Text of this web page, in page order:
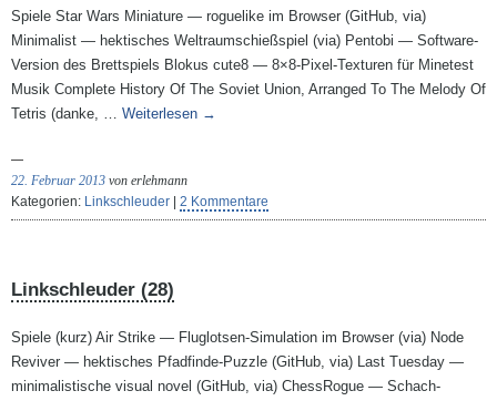
Spiele Star Wars Miniature — roguelike im Browser (GitHub, via)
Minimalist — hektisches Weltraumschießspiel (via) Pentobi — Software-
Version des Brettspiels Blokus cute8 — 8×8-Pixel-Texturen für Minetest
Musik Complete History Of The Soviet Union, Arranged To The Melody Of
Tetris (danke, … Weiterlesen →
22. Februar 2013 von erlehmann
Kategorien: Linkschleuder 2 Kommentare
Linkschleuder (28)
Spiele (kurz) Air Strike — Fluglotsen-Simulation im Browser (via) Node
Reviver — hektisches Pfadfinde-Puzzle (GitHub, via) Last Tuesday —
minimalistische visual novel (GitHub, via) ChessRogue — Schach-